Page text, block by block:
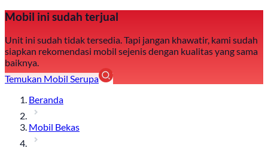
Mobil ini sudah terjual
Unit ini sudah tidak tersedia. Tapi jangan khawatir, kami sudah
siapkan rekomendasi mobil sejenis dengan kualitas yang sama
baiknya.
Temukan Mobil Serupa
Beranda
Mobil Bekas